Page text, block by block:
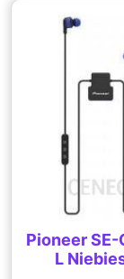
Pioneer SE-
L